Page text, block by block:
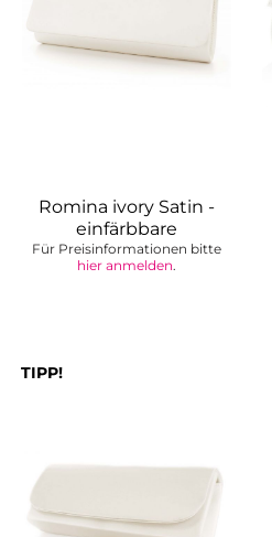
Romina ivory Satin -
einfärbbare
Brauttasche
Für Preisinformationen bitte
hier anmelden.
TIPP!